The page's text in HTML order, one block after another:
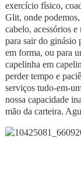
exercício físico,
Glit, onde
cabelo, acessórios
para sair do ginásio
em forma, ou para
capelinha em
perder tempo e
serviços tudo-em-
nossa capacidade
mão da carteira.